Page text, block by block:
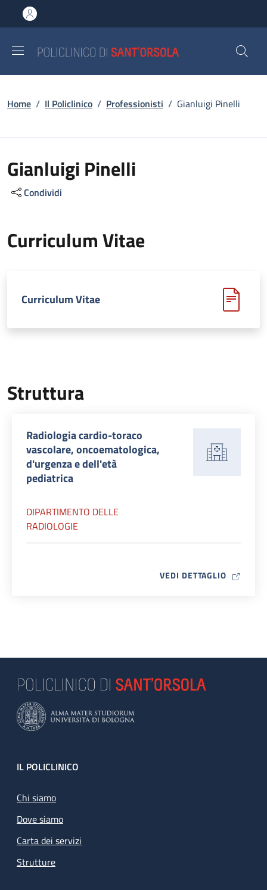
al contenuto principale
to footer content
Briciole di pane
Home / Il Policlinico / Professionisti / Gianluigi Pinelli
Gianluigi Pinelli
Condividi
Curriculum Vitae
Curriculum Vitae
Struttura
Radiologia cardio-toraco
vascolare, oncoematologica,
d'urgenza e dell'età
pediatrica
DIPARTIMENTO DELLE
RADIOLOGIE
VEDI DETTAGLIO MAP ICON
Footer
IL POLICLINICO
Chi siamo
Dove siamo
Carta dei servizi
Strutture